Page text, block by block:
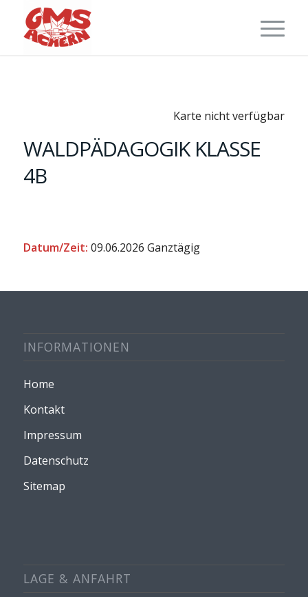
Karte nicht verfügbar
WALDPÄDAGOGIK KLASSE
4B
Datum/Zeit: 09.06.2026 Ganztägig
INFORMATIONEN
Home
Kontakt
Impressum
Datenschutz
Sitemap
LAGE & ANFAHRT